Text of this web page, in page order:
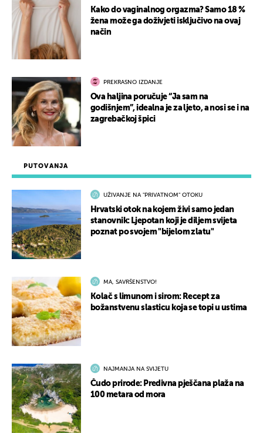
PUTOVANJA
UŽIVANJE NA "PRIVATNOM" OTOKU
Hrvatski otok na kojem živi samo jedan
stanovnik: Ljepotan koji je diljem svijeta
poznat po svojem "bijelom zlatu"
MA, SAVRŠENSTVO!
Kolač s limunom i sirom: Recept za
božanstvenu slasticu koja se topi u ustima
NAJMANJA NA SVIJETU
Čudo prirode: Predivna pješčana plaža na
100 metara od mora
Kako do vaginalnog orgazma? Samo 18 %
žena može ga doživjeti isključivo na ovaj
način
PREKRASNO IZDANJE
Ova haljina poručuje “Ja sam na
godišnjem”, idealna je za ljeto, a nosi se i na
zagrebačkoj špici